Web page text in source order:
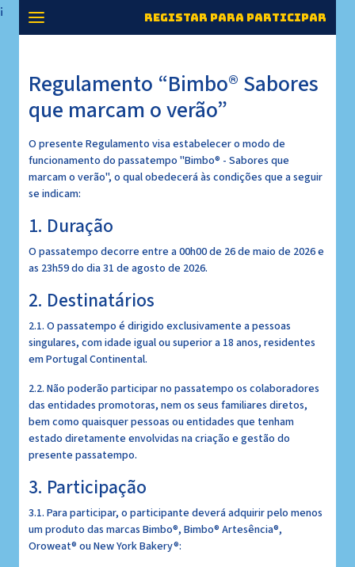
¡ registar para participar
Regulamento “Bimbo® Sabores
que marcam o verão”
O presente Regulamento visa estabelecer o modo de
funcionamento do passatempo "Bimbo® - Sabores que
marcam o verão", o qual obedecerá às condições que a seguir
se indicam:
1. Duração
O passatempo decorre entre a 00h00 de 26 de maio de 2026 e
as 23h59 do dia 31 de agosto de 2026.
2. Destinatários
2.1. O passatempo é dirigido exclusivamente a pessoas
singulares, com idade igual ou superior a 18 anos, residentes
em Portugal Continental.
2.2. Não poderão participar no passatempo os colaboradores
das entidades promotoras, nem os seus familiares diretos,
bem como quaisquer pessoas ou entidades que tenham
estado diretamente envolvidas na criação e gestão do
presente passatempo.
3. Participação
3.1. Para participar, o participante deverá adquirir pelo menos
um produto das marcas Bimbo®, Bimbo® Artesência®,
Oroweat® ou New York Bakery®: